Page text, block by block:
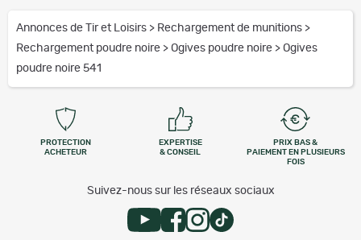
Annonces de Tir et Loisirs > Rechargement de munitions >
Rechargement poudre noire > Ogives poudre noire > Ogives
poudre noire 541
PROTECTION
ACHETEUR
EXPERTISE
& CONSEIL
PRIX BAS &
PAIEMENT EN PLUSIEURS
FOIS
Suivez-nous sur les réseaux sociaux